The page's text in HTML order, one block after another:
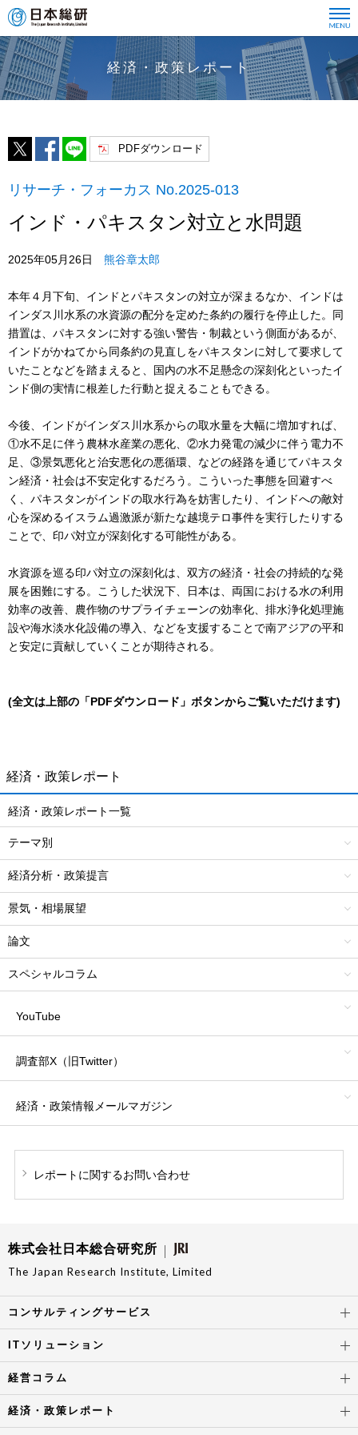
経済・政策レポート
PDFダウンロード
リサーチ・フォーカス No.2025-013
インド・パキスタン対立と水問題
2025年05月26日 熊谷章太郎
本年４月下旬、インドとパキスタンの対立が深まるなか、インドは
インダス川水系の水資源の配分を定めた条約の履行を停止した。同
措置は、パキスタンに対する強い警告・制裁という側面があるが、
インドがかねてから同条約の見直しをパキスタンに対して要求して
いたことなどを踏まえると、国内の水不足懸念の深刻化といったイ
ンド側の実情に根差した行動と捉えることもできる。
今後、インドがインダス川水系からの取水量を大幅に増加すれば、
①水不足に伴う農林水産業の悪化、②水力発電の減少に伴う電力不
足、③景気悪化と治安悪化の悪循環、などの経路を通じてパキスタ
ン経済・社会は不安定化するだろう。こういった事態を回避すべ
く、パキスタンがインドの取水行為を妨害したり、インドへの敵対
心を深めるイスラム過激派が新たな越境テロ事件を実行したりする
ことで、印パ対立が深刻化する可能性がある。
水資源を巡る印パ対立の深刻化は、双方の経済・社会の持続的な発
展を困難にする。こうした状況下、日本は、両国における水の利用
効率の改善、農作物のサプライチェーンの効率化、排水浄化処理施
設や海水淡水化設備の導入、などを支援することで南アジアの平和
と安定に貢献していくことが期待される。
(全文は上部の「PDFダウンロード」ボタンからご覧いただけます)
経済・政策レポート
経済・政策レポート一覧
テーマ別
経済分析・政策提言
景気・相場展望
論文
スペシャルコラム
YouTube
調査部X（旧Twitter）
経済・政策情報 メールマガジン
レポートに関するお問い合わせ
株式会社日本総合研究所
The Japan Research Institute, Limited
コンサルティングサービス
ITソリューション
経営コラム
経済・政策レポート